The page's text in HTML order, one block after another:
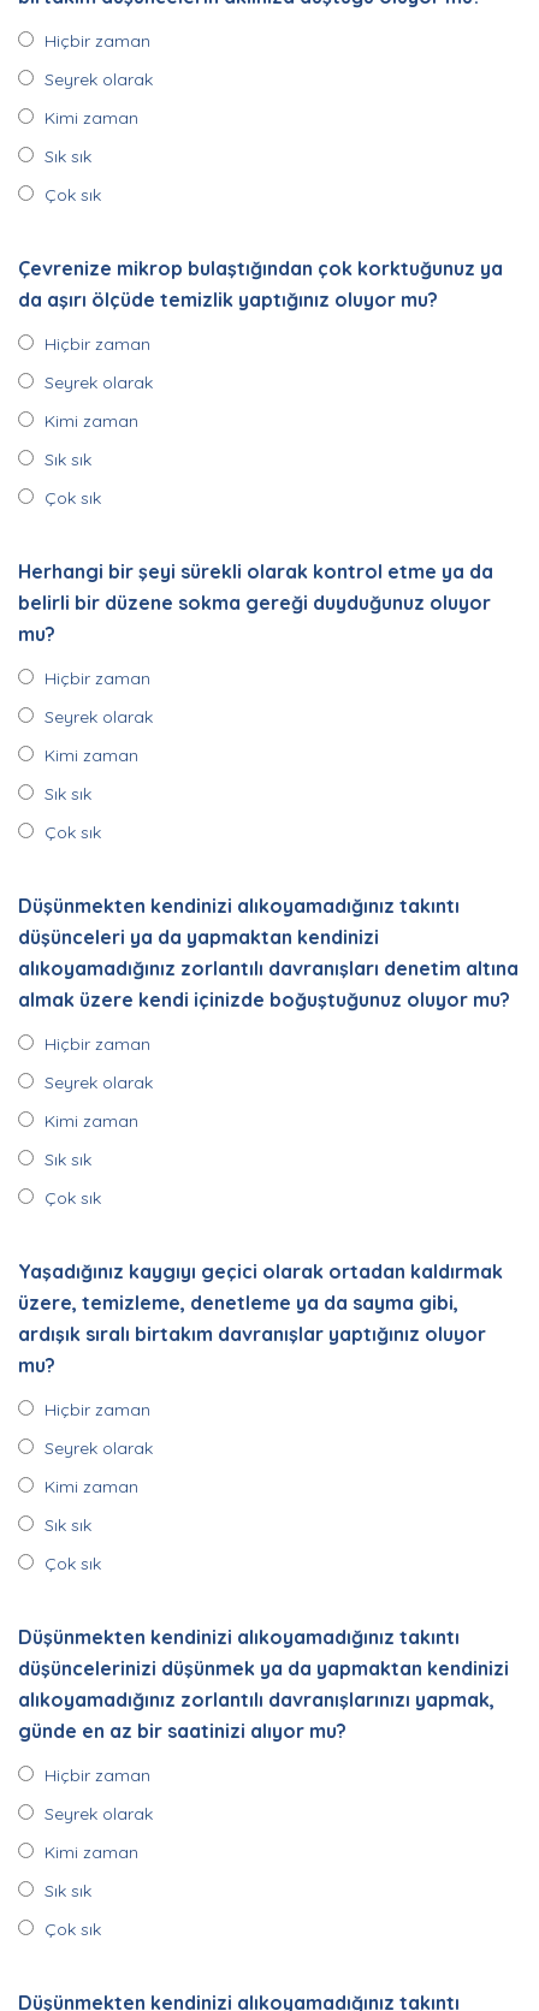
Hiçbir zaman
Seyrek olarak
Kimi zaman
Sık sık
Çok sık
Çevrenize mikrop bulaştığından çok korktuğunuz ya
da aşırı ölçüde temizlik yaptığınız oluyor mu?
Hiçbir zaman
Seyrek olarak
Kimi zaman
Sık sık
Çok sık
Herhangi bir şeyi sürekli olarak kontrol etme ya da
belirli bir düzene sokma gereği duyduğunuz oluyor
mu?
Hiçbir zaman
Seyrek olarak
Kimi zaman
Sık sık
Çok sık
Düşünmekten kendinizi alıkoyamadığınız takıntı
düşünceleri ya da yapmaktan kendinizi
alıkoyamadığınız zorlantılı davranışları denetim altına
almak üzere kendi içinizde boğuştuğunuz oluyor mu?
Hiçbir zaman
Seyrek olarak
Kimi zaman
Sık sık
Çok sık
Yaşadığınız kaygıyı geçici olarak ortadan kaldırmak
üzere, temizleme, denetleme ya da sayma gibi,
ardışık sıralı birtakım davranışlar yaptığınız oluyor
mu?
Hiçbir zaman
Seyrek olarak
Kimi zaman
Sık sık
Çok sık
Düşünmekten kendinizi alıkoyamadığınız takıntı
düşüncelerinizi düşünmek ya da yapmaktan kendinizi
alıkoyamadığınız zorlantılı davranışlarınızı yapmak,
günde en az bir saatinizi alıyor mu?
Hiçbir zaman
Seyrek olarak
Kimi zaman
Sık sık
Çok sık
Düşünmekten kendinizi alıkoyamadığınız takıntı